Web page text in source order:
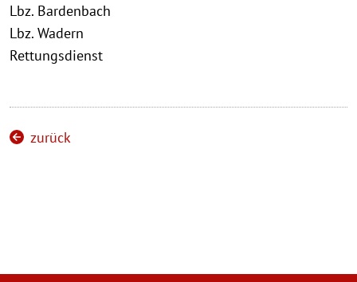
Lbz. Bardenbach
Lbz. Wadern
Rettungsdienst
zurück